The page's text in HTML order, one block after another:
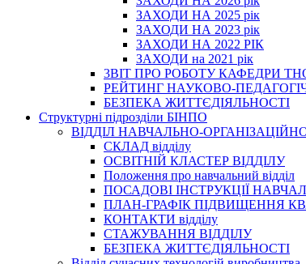
ЗАХОДИ НА 2025 рік
ЗАХОДИ НА 2023 рік
ЗАХОДИ НА 2022 РІК
ЗАХОДИ на 2021 рік
3BIT ПРО РОБОТУ КАФЕДРИ
РЕЙТИНГ НАУКОВО-
БЕЗПЕКА ЖИТТЄДІЯЛЬНОСТІ
Структурні підрозділи БІНПО
ВІДДІЛ НАВЧАЛЬНО-
СКЛАД відділу
ОСВІТНІЙ КЛАСТЕР ВІДДІЛУ
Положення про навчальний вiддiл
ПОСАДОВІ ІНСТРУКЦІЇ
ПЛАН-ГРАФІК ПІДВИЩЕННЯ
КОНТАКТИ відділу
СТАЖУВАННЯ ВІДДІЛУ
БЕЗПЕКА ЖИТТЄДІЯЛЬНОСТІ